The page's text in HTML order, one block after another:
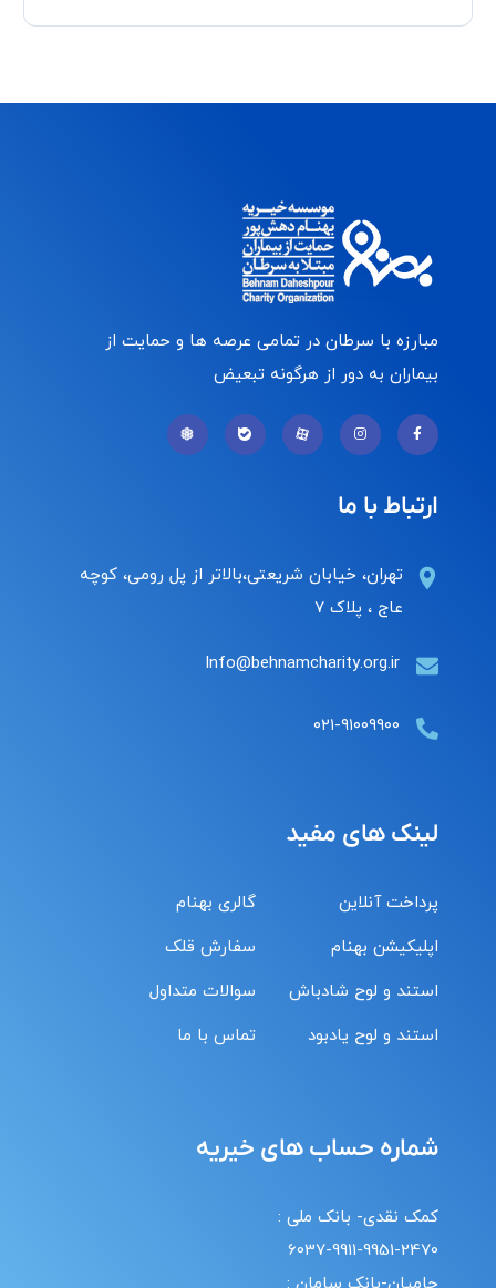
مبارزه با سرطان در تمامی عرصه ها و حمایت از
بیماران به دور از هرگونه تبعیض
ارتباط با ما
تهران، خیابان شریعتی،بالاتر از پل رومی، کوچه
عاج ، پلاک ۷
Info@behnamcharity.org.ir
۰۲۱-۹۱۰۰۹۹۰۰
لینک های مفید
پرداخت آنلاین
اپلیکیشن بهنام
استند و لوح شادباش
استند و لوح یادبود
گالری بهنام
سفارش قلک
سوالات متداول
تماس با ما
شماره حساب های خیریه
کمک نقدی- بانک ملی :
6037-9911-9951-2470